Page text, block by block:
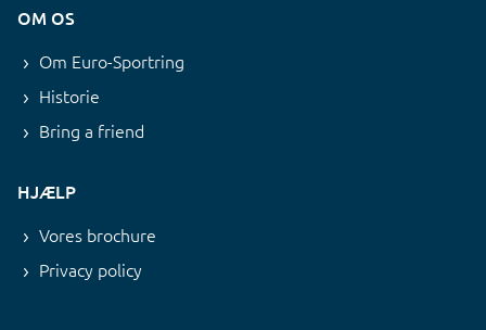
OM OS
Om Euro-Sportring
Historie
Bring a friend
HJÆLP
Vores brochure
Privacy policy